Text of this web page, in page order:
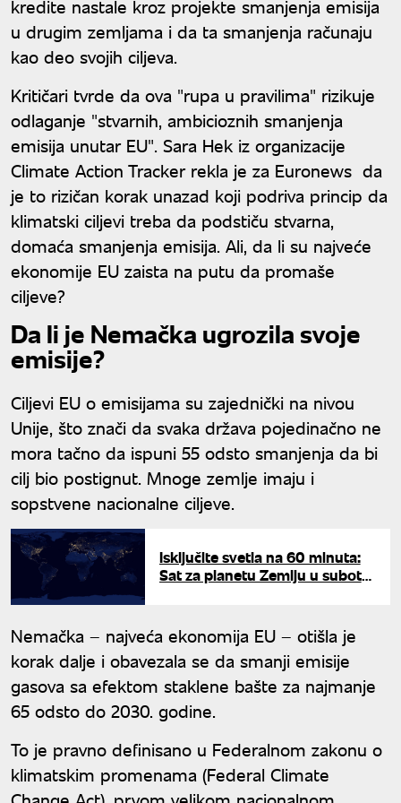
kredite nastale kroz projekte smanjenja emisija
u drugim zemljama i da ta smanjenja računaju
kao deo svojih ciljeva.
Kritičari tvrde da ova "rupa u pravilima" rizikuje
odlaganje "stvarnih, ambicioznih smanjenja
emisija unutar EU". Sara Hek iz organizacije
Climate Action Tracker rekla je za Euronews da
je to rizičan korak unazad koji podriva princip da
klimatski ciljevi treba da podstiču stvarna,
domaća smanjenja emisija. Ali, da li su najveće
ekonomije EU zaista na putu da promaše
ciljeve?
Da li je Nemačka ugrozila svoje
emisije?
Ciljevi EU o emisijama su zajednički na nivou
Unije, što znači da svaka država pojedinačno ne
mora tačno da ispuni 55 odsto smanjenja da bi
cilj bio postignut. Mnoge zemlje imaju i
sopstvene nacionalne ciljeve.
Isključite svetla na 60 minuta:
Sat za planetu Zemlju u subotu
Nemačka – najveća ekonomija EU – otišla je
korak dalje i obavezala se da smanji emisije
gasova sa efektom staklene bašte za najmanje
65 odsto do 2030. godine.
To je pravno definisano u Federalnom zakonu o
klimatskim promenama (Federal Climate